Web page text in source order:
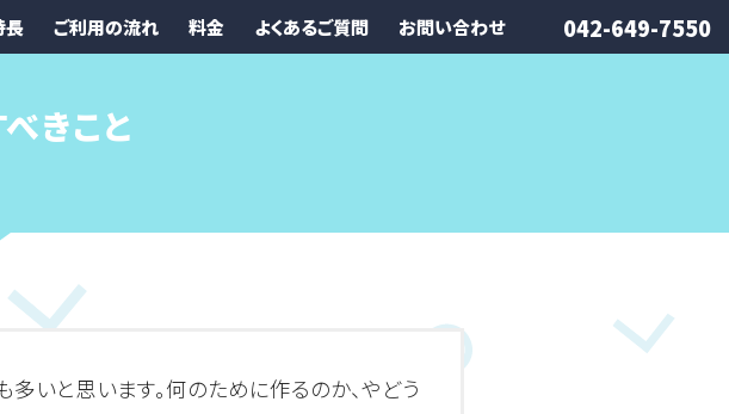
長 ご利用の流れ 料金 よくあるご質問 お問い合わせ 042-649-7550
きこと
いと思います。何のために作るのか、やどう